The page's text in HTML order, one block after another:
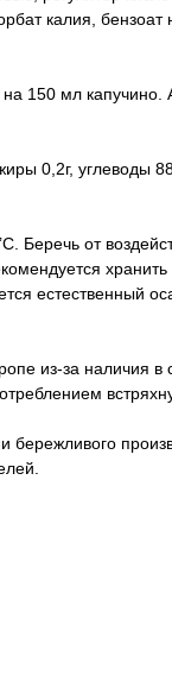
калия, бензоат
150 мл капучино.
0,2г, углеводы
Беречь от
естественный
из-за наличия в
бережливого